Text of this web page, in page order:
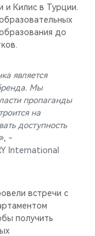
и Килис в Турции.
до
является
Мы
пропаганды
на
доступность
», -
International
встречи с
получить